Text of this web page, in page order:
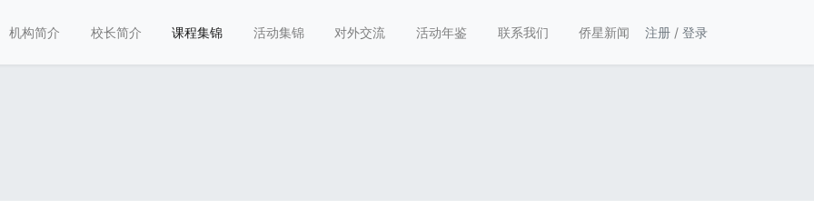
机构简介 校长简介 课程集锦 活动集锦 对外交流 活动年鉴 联系我们 侨星新闻 注册 / 登录